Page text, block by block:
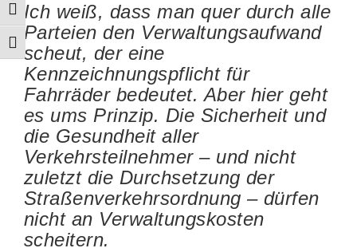
Umschalten auf hohe Kontraste
Schrift vergrößern
Ich weiß, dass man quer durch alle
Parteien den Verwaltungsaufwand
scheut, der eine
Kennzeichnungspflicht für
Fahrräder bedeutet. Aber hier geht
es ums Prinzip. Die Sicherheit und
die Gesundheit aller
Verkehrsteilnehmer – und nicht
zuletzt die Durchsetzung der
Straßenverkehrsordnung – dürfen
nicht an Verwaltungskosten
scheitern.